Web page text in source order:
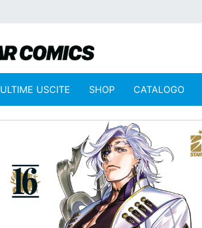
ULTIME USCITE SHOP CATALOGO